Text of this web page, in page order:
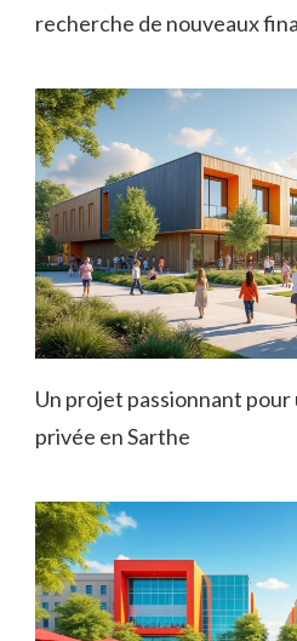
recherche de nouveaux
Un projet passionnant
privée en Sarthe